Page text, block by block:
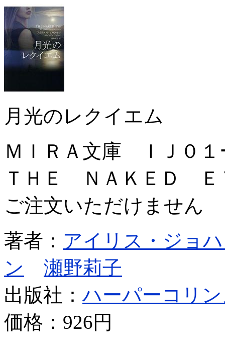
月光のレクイエム
ＭＩＲＡ文庫 ＩＪ０
ＴＨＥ ＮＡＫＥＤ Ｅ
ご注文いただけません
著者： アイリス・ジョ
ン
瀬野莉子
出版社：ハーパーコリ
価格： 926円